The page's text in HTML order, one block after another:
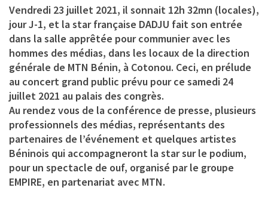
Vendredi 23 juillet 2021, il sonnait 12h 32mn (locales),
jour J-1, et la star française DADJU fait son entrée
dans la salle apprêtée pour communier avec les
hommes des médias, dans les locaux de la direction
générale de MTN Bénin, à Cotonou. Ceci, en prélude
au concert grand public prévu pour ce samedi 24
juillet 2021 au palais des congrès.
Au rendez vous de la conférence de presse, plusieurs
professionnels des médias, représentants des
partenaires de l’événement et quelques artistes
Béninois qui accompagneront la star sur le podium,
pour un spectacle de ouf, organisé par le groupe
EMPIRE, en partenariat avec MTN.